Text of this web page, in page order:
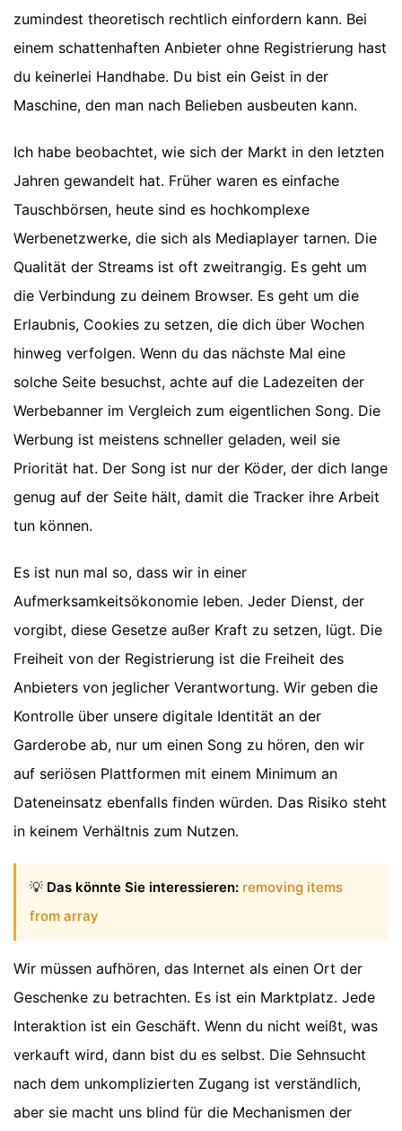
zumindest theoretisch rechtlich einfordern kann. Bei
einem schattenhaften Anbieter ohne Registrierung hast
du keinerlei Handhabe. Du bist ein Geist in der
Maschine, den man nach Belieben ausbeuten kann.
Ich habe beobachtet, wie sich der Markt in den letzten
Jahren gewandelt hat. Früher waren es einfache
Tauschbörsen, heute sind es hochkomplexe
Werbenetzwerke, die sich als Mediaplayer tarnen. Die
Qualität der Streams ist oft zweitrangig. Es geht um
die Verbindung zu deinem Browser. Es geht um die
Erlaubnis, Cookies zu setzen, die dich über Wochen
hinweg verfolgen. Wenn du das nächste Mal eine
solche Seite besuchst, achte auf die Ladezeiten der
Werbebanner im Vergleich zum eigentlichen Song. Die
Werbung ist meistens schneller geladen, weil sie
Priorität hat. Der Song ist nur der Köder, der dich lange
genug auf der Seite hält, damit die Tracker ihre Arbeit
tun können.
Es ist nun mal so, dass wir in einer
Aufmerksamkeitsökonomie leben. Jeder Dienst, der
vorgibt, diese Gesetze außer Kraft zu setzen, lügt. Die
Freiheit von der Registrierung ist die Freiheit des
Anbieters von jeglicher Verantwortung. Wir geben die
Kontrolle über unsere digitale Identität an der
Garderobe ab, nur um einen Song zu hören, den wir
auf seriösen Plattformen mit einem Minimum an
Dateneinsatz ebenfalls finden würden. Das Risiko steht
in keinem Verhältnis zum Nutzen.
💡 Das könnte Sie interessieren: removing items
from array
Wir müssen aufhören, das Internet als einen Ort der
Geschenke zu betrachten. Es ist ein Marktplatz. Jede
Interaktion ist ein Geschäft. Wenn du nicht weißt, was
verkauft wird, dann bist du es selbst. Die Sehnsucht
nach dem unkomplizierten Zugang ist verständlich,
aber sie macht uns blind für die Mechanismen der